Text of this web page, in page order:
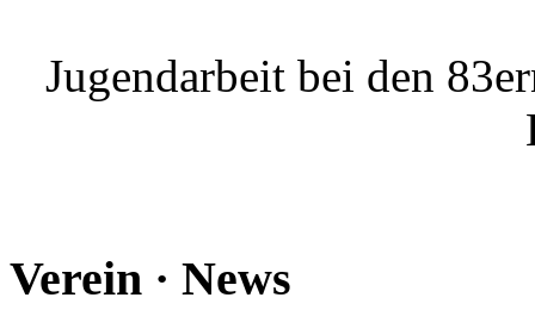
Jugendarbeit bei den
Verein · News